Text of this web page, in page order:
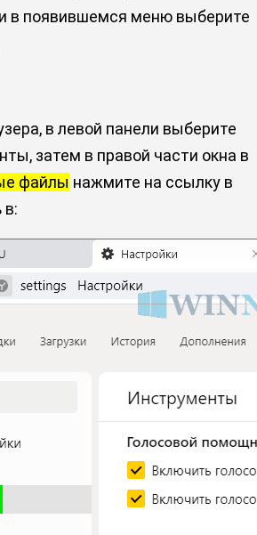
и в появившемся меню выберите
в левой панели выберите
затем в правой части окна в
файлы нажмите на ссылку в
в: